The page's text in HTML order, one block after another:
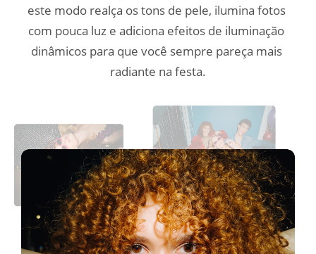
este modo realça os tons de pele, ilumina fotos
com pouca luz e adiciona efeitos de iluminação
dinâmicos para que você sempre pareça mais
radiante na festa.